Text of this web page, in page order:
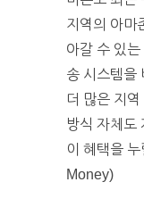
지역의 아마
아갈 수 있
송 시스템을
더 많은 지
방식 자체도
이 혜택을
Money)